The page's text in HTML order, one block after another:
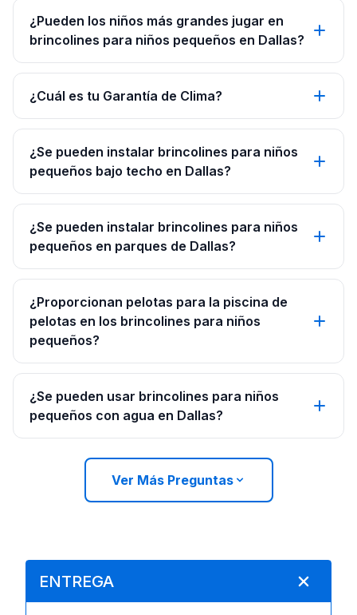
¿Pueden los niños más grandes jugar en
brincolines para niños pequeños en Dallas?
¿Cuál es tu Garantía de Clima?
¿Se pueden instalar brincolines para niños
pequeños bajo techo en Dallas?
¿Se pueden instalar brincolines para niños
pequeños en parques de Dallas?
¿Proporcionan pelotas para la piscina de
pelotas en los brincolines para niños
pequeños?
¿Se pueden usar brincolines para niños
pequeños con agua en Dallas?
Ver Más Preguntas
ENTREGA